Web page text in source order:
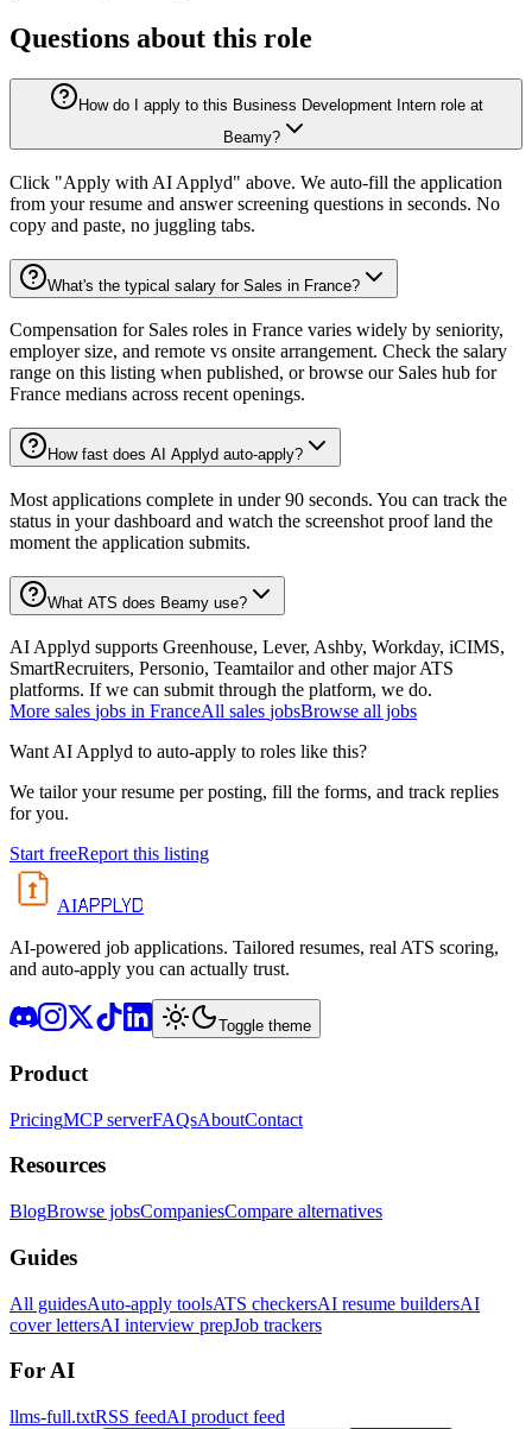
Questions about this role
How do I apply to this Business Development Intern role at
Beamy?
Click "Apply with AI Applyd" above. We auto-fill the application
from your resume and answer screening questions in seconds. No
copy and paste, no juggling tabs.
What's the typical salary for Sales in France?
Compensation for Sales roles in France varies widely by seniority,
employer size, and remote vs onsite arrangement. Check the salary
range on this listing when published, or browse our Sales hub for
France medians across recent openings.
How fast does AI Applyd auto-apply?
Most applications complete in under 90 seconds. You can track the
status in your dashboard and watch the screenshot proof land the
moment the application submits.
What ATS does Beamy use?
AI Applyd supports Greenhouse, Lever, Ashby, Workday, iCIMS,
SmartRecruiters, Personio, Teamtailor and other major ATS
platforms. If we can submit through the platform, we do.
More sales jobs in FranceAll sales jobsBrowse all jobs
Want AI Applyd to auto-apply to roles like this?
We tailor your resume per posting, fill the forms, and track replies
for you.
Start freeReport this listing
AIAPPLYD
AI-powered job applications. Tailored resumes, real ATS scoring,
and auto-apply you can actually trust.
Toggle theme
Product
PricingMCP serverFAQsAboutContact
Resources
BlogBrowse jobsCompaniesCompare alternatives
Guides
All guidesAuto-apply toolsATS checkersAI resume buildersAI
cover lettersAI interview prepJob trackers
For AI
llms-full.txtRSS feedAI product feed